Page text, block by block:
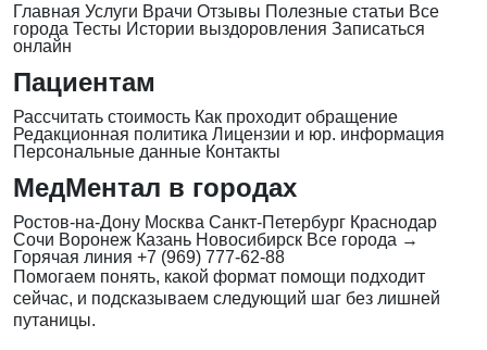
Главная Услуги Врачи Отзывы Полезные статьи Все
города Тесты Истории выздоровления Записаться
онлайн
Пациентам
Рассчитать стоимость Как проходит обращение
Редакционная политика Лицензии и юр. информация
Персональные данные Контакты
МедМентал в городах
Ростов-на-Дону Москва Санкт-Петербург Краснодар
Сочи Воронеж Казань Новосибирск Все города →
Горячая линия +7 (969) 777-62-88
Помогаем понять, какой формат помощи подходит
сейчас, и подсказываем следующий шаг без лишней
путаницы.